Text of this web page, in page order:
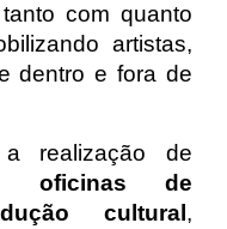
com quanto
artistas,
dentro e fora de
realização de
oficinas de
cultural ,